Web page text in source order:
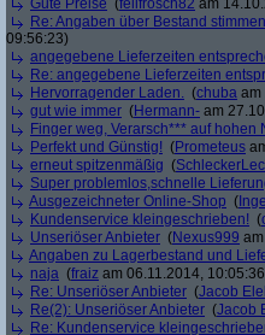
Gute Preise (fellfrosch82 am
Re: Angaben über Bestand
09:56:23)
angegebene Lieferzeiten
Re: angegebene Lieferzeiten
Hervorragender Laden. (chuba am
gut wie immer (Hermann- am
Finger weg, Verarsch*** auf hohen
Perfekt und Günstig! (Prometeus
erneut spitzenmäßig (
Super problemlos,schnelle
Ausgezeichneter Online-Shop (
Kundenservice kleingeschrieben! (
Unseriöser Anbieter (Nexus999
Angaben zu Lagerbestand und
naja (fraiz am 06.11.2014,
Re: Unseriöser Anbieter (Jacob
Re(2): Unseriöser Anbieter (Jacob
Re: Kundenservice